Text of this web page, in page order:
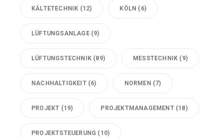
KÄLTETECHNIK (12) KÖLN (6)
LÜFTUNGSANLAGE(9)
LÜFTUNGSTECHNIK (89) MESSTECHNIK (9)
NACHHALTIGKEIT(6) NORMEN (7)
PROJEKT (19) PROJEKTMANAGEMENT(18)
PROJEKTSTEUERUNG (10)